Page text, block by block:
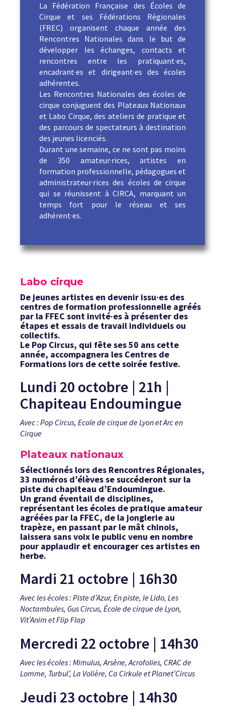
La Fédération Française des Écoles de
Cirque et ses Fédérations Régionales
(FREC) organisent chaque année des
Rencontres Nationales dans le but de
développer les échanges, contacts et
rencontres entre les pratiquant·es,
encadrant·es et dirigeant·es des écoles
adhérentes.
Les Rencontres Nationales des écoles de
cirque conjuguent des Plateaux Nationaux
et Labo Cirque, des ateliers de pratique et
des parcours de spectateurs à destination
des jeunes licenciés.
Durant une semaine, ce ne sont pas moins
de 350 amateur·rices, artistes en
formation professionnelle, pédagogues et
administrateur·rices des écoles de cirque
qui se réunissent à CIRCA, marquant un
temps fort pour le réseau et ses
adhérent·es.
Labo cirque
De jeunes artistes en devenir issu·es des
centres de formation professionnelle agréés
par la FFEC sont invité·es à présenter des
étapes et essais de travail individuels ou
collectifs.
Le Pop Circus, qui fête ses 50 ans cette
année, accompagnera les Centres de
Formations lors de cette soirée festive.
Lundi 20 octobre | 21h |
Chapiteau Endoumingue
Avec : Pop Circus, Ecole de cirque de Lyon et Arc en
Cirque
Plateaux nationaux
Sélectionnés lors des Rencontres Régionales,
33 numéros d’élèves se succéderont sur la
piste du chapiteau d’Endoumingue.
Un grand éventail de disciplines,
représentant les écoles de pratique amateur
agréées par la FFEC, de la jonglerie au
trapèze, en passant par le mât chinois,
laissera sans voix le public venu en nombre
pour applaudir et encourager ces artistes en
herbe.
Mardi 21 octobre | 16h30
Avec les écoles : Piste d’Azur, En piste, le Lido, Les
Noctambules, Gus Circus, École de cirque de Lyon,
Vit’Anim et Flip Flap
Mercredi 22 octobre | 14h30
Avec les écoles : Mimulus, Arsène, Acrofolies, CRAC de
Lomme, Turbul’, La Volière, Ca Cirkule et Planet’Circus
Jeudi 23 octobre | 14h30